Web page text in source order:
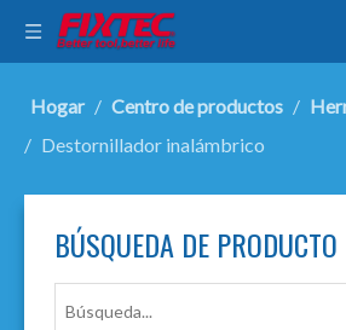
Hogar / Centro de productos /
/ Destornillador inalámbrico
BÚSQUEDA DE PRODUCTO